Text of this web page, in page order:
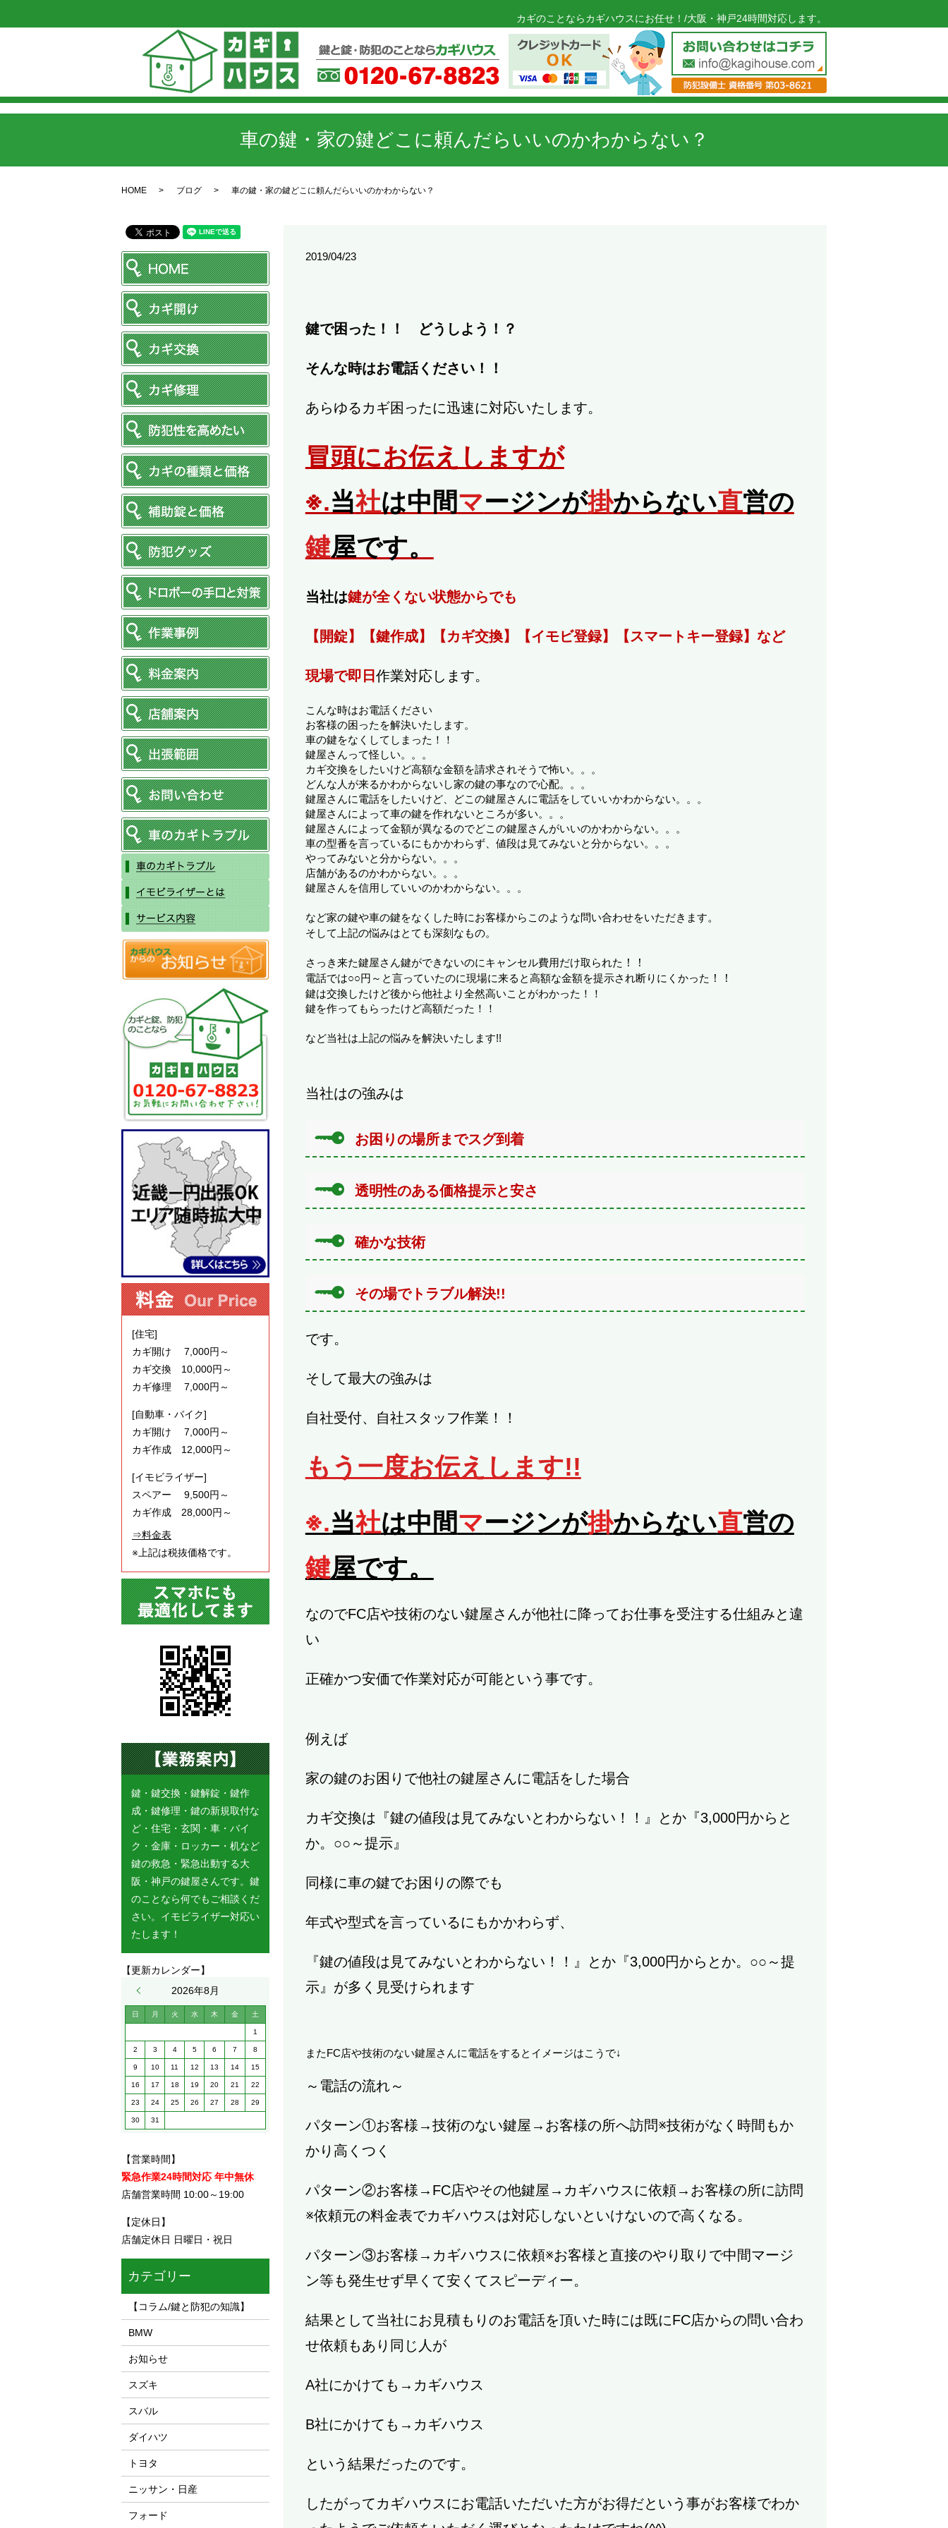
カギのことならカギハウスにお任せ！/大阪・神戸24時間対応します。
車の鍵・家の鍵どこに頼んだらいいのかわからない？
HOME ブログ 車の鍵・家の鍵どこに頼んだらいいのかわからない？
2019/04/23
鍵で困った！！ どうしよう！？
そんな時はお電話ください！！
あらゆるカギ困ったに迅速に対応いたします。
冒頭にお伝えしますが
※.当社は中間マージンが掛からない直営の
鍵屋です。
当社は鍵が全くない状態からでも
【開錠】【鍵作成】【カギ交換】【イモビ登録】【スマートキー登録】など
現場で即日 作業対応します。
こんな時はお電話ください
お客様の困ったを解決いたします。
車の鍵をなくしてしまった！！
鍵屋さんって怪しい。。。
カギ交換をしたいけど高額な金額を請求されそうで怖い。。。
どんな人が来るかわからないし家の鍵の事なので心配。。。
鍵屋さんに電話をしたいけど、どこの鍵屋さんに電話をしていいかわからない。。。
鍵屋さんによって車の鍵を作れないところが多い。。。
鍵屋さんによって金額が異なるのでどこの鍵屋さんがいいのかわからない。。。
車の型番を言っているにもかかわらず、値段は見てみないと分からない。。。
やってみないと分からない。。。
店舗があるのかわからない。。。
鍵屋さんを信用していいのかわからない。。。
など家の鍵や車の鍵をなくした時にお客様からこのような問い合わせをいただきます。
そして上記の悩みはとても深刻 なもの。
さっき来た鍵屋さん鍵ができないのにキャンセル費用だけ取られた ！！
電話では○○円～と言っていたのに現場に来ると高額な金額を提示され断りにくかった ！！
鍵は交換したけど後から他社より全然高いことがわかった！！
鍵を作ってもらったけど高額だった！！
など当社は上記の悩みを解決いたします!!
当社はの強みは
お困りの場所までスグ到着
透明性のある価格提示と安さ
確かな技術
その場でトラブル解決!!
です。
そして最大の強みは
自社受付、自社スタッフ作業！！
もう一度お伝えします!!
※.当社は中間マージンが掛からない直営の
鍵屋です。
なのでFC店や技術のない鍵屋さんが他社に降ってお仕事を受注する仕組みと違
い
正確かつ安価で作業対応が可能という事です。
例えば
家の鍵のお困りで他社の鍵屋さんに電話をした場合
カギ交換は『鍵の値段は見てみないとわからない！！』とか『3,000円からと
か。○○～提示』
同様に車の鍵でお困りの際でも
年式や型式を言っているにもかかわらず、
『鍵の値段は見てみないとわからない！！』とか『3,000円からとか。○○～提
示』が多く見受けられます
またFC店や技術のない鍵屋さんに電話をするとイメージはこうで↓
～電話の流れ～
パターン①お客様→技術のない鍵屋→お客様の所へ訪問※技術がなく時間もか
かり高くつく
パターン②お客様→FC店やその他鍵屋→カギハウスに依頼→お客様の所に訪問
※依頼元の料金表でカギハウスは対応しないといけないので高くなる。
パターン③お客様→カギハウスに依頼※お客様と直接のやり取りで中間マージ
ン等も発生せず早くて安くてスピーディー。
結果として当社にお見積もりのお電話を頂いた時には既にFC店からの問い合わ
せ依頼もあり同じ人が
A社にかけても→カギハウス
B社にかけても→カギハウス
という結果だったのです。
したがってカギハウスにお電話いただいた方がお得だという事がお客様でわか
[住宅]
カギ開け 7,000円～
カギ交換 10,000円～
カギ修理 7,000円～
[自動車・バイク]
カギ開け 7,000円～
カギ作成 12,000円～
[イモビライザー]
スペアー 9,500円～
カギ作成 28,000円～
⇒料金表
※上記は税抜価格です。
鍵・鍵交換・鍵解錠・鍵作
成・鍵修理・鍵の新規取付な
ど・住宅・玄関・車・バイ
ク・金庫・ロッカー・机など
鍵の救急・緊急出動する大
阪・神戸の鍵屋さんです。鍵
のことなら何でもご相談くだ
さい。イモビライザー対応い
たします！
【更新カレンダー】
2026年8月
日 月 火 水 木 金 土
1
2 3 4 5 6 7 8
9 10 11 12 13 14 15
16 17 18 19 20 21 22
23 24 25 26 27 28 29
30 31
【営業時間】
緊急作業24時間対応 年中無休
店舗営業時間 10:00～19:00
【定休日】
店舗定休日 日曜日・祝日
カテゴリー
【コラム/鍵と防犯の知識】
BMW
お知らせ
スズキ
スバル
ダイハツ
トヨタ
ニッサン・日産
フォード